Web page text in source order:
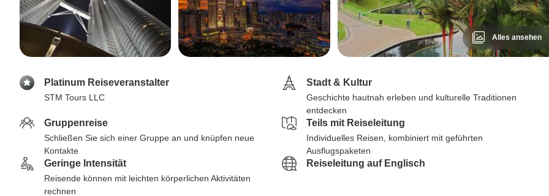
Alles ansehen
Platinum Reiseveranstalter
STM Tours LLC
Stadt & Kultur
Geschichte hautnah erleben und kulturelle Traditionen
entdecken
Gruppenreise
Schließen Sie sich einer Gruppe an und knüpfen neue
Kontakte
Teils mit Reiseleitung
Individuelles Reisen, kombiniert mit geführten
Ausflugspaketen
Geringe Intensität
Reisende können mit leichten körperlichen Aktivitäten
rechnen
Reiseleitung auf Englisch